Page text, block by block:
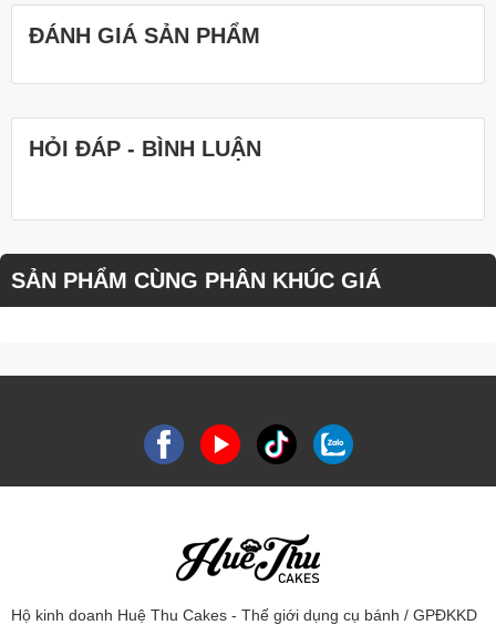
ĐÁNH GIÁ SẢN PHẨM
HỎI ĐÁP - BÌNH LUẬN
SẢN PHẨM CÙNG PHÂN KHÚC GIÁ
Hộ kinh doanh Huệ Thu Cakes - Thế giới dụng cụ bánh / GPĐKKD